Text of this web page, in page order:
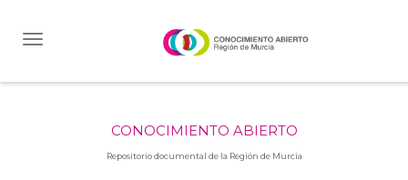
CONOCIMIENTO ABIERTO
Repositorio documental de la Región de Murcia